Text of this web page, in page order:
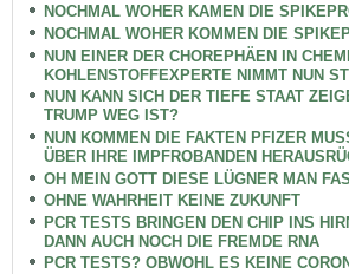
NOCHMAL WOHER KAMEN DIE
NOCHMAL WOHER KOMMEN DIE
NUN EINER DER CHOREPHÄEN IN
KOHLENSTOFFEXPERTE NIMMT NUN
NUN KANN SICH DER TIEFE STAAT
TRUMP WEG IST?
NUN KOMMEN DIE FAKTEN PFIZER
ÜBER IHRE IMPFROBANDEN
OH MEIN GOTT DIESE LÜGNER MAN
OHNE WAHRHEIT KEINE ZUKUNFT
PCR TESTS BRINGEN DEN CHIP INS
DANN AUCH NOCH DIE FREMDE RNA
PCR TESTS? OBWOHL ES KEINE